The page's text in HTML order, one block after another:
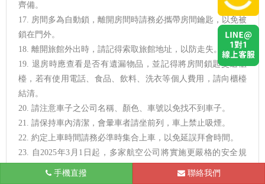
齊備。
17. 房間多為自動鎖，離開房間時請務必攜帶房間鑰匙，以免被
鎖在門外。
18. 離開旅館外出時，請記得索取旅館地址，以防走失。
19. 退房時應查看是否有遺漏物品，並記得將房間鎖匙交還櫃
檯，若有使用電話、食品、飲料、洗衣等個人費用，請向櫃檯
結清。
20. 請注意車子之公司名稱、顏色、車號以免找不到車子。
21. 請保持車內清潔，會暈車者請坐前列，車上禁止吸煙。
22. 約定上車時間請務必準時集合上車，以免延誤拜會時間。
23. 自2025年3月1日起，多家航空公司將實施更嚴格的安全規
範，行動電源在航程中全程禁止使用及充電。各航空公司對行
手機直撥
台北 聯絡我們